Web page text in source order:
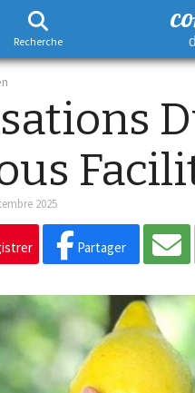
Recherche
2025
Partager